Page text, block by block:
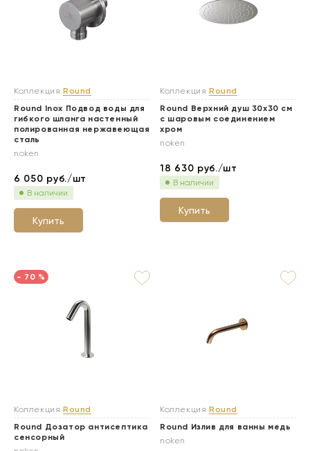
Коллекция Round
Round Inox Подвод воды для
гибкого шланга настенный
полированная нержавеющая
сталь
noken
6 050 руб./шт
В наличии
Купить
Коллекция Round
Round Верхний душ 30х30 см
с шаровым соединением
хром
noken
18 630 руб./шт
В наличии
Купить
- 70 %
Коллекция Round
Round Дозатор антисептика
сенсорный
Коллекция Round
Round Излив для ванны медь
noken